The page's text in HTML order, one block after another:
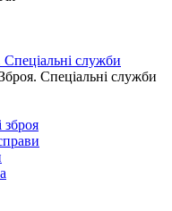
Спеціальні служби
Спеціальні служби
зброя